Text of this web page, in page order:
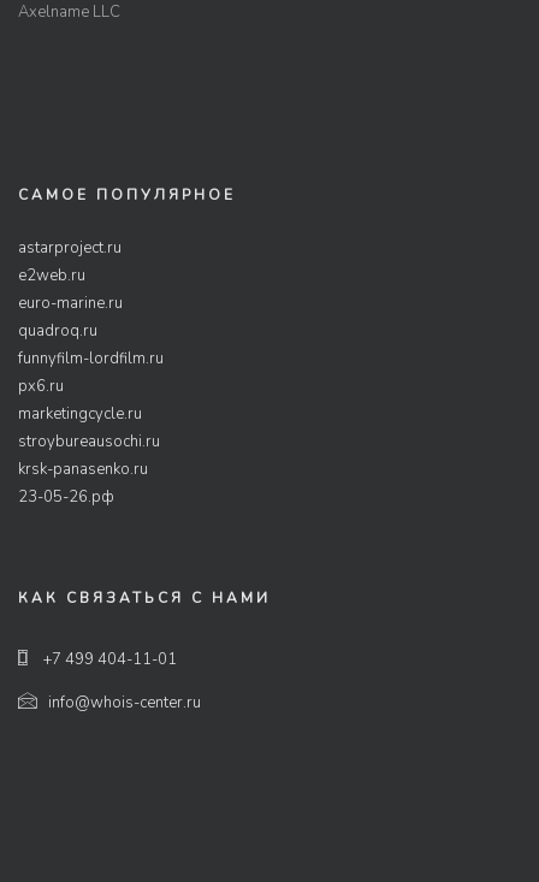
Axelname LLC
САМОЕ ПОПУЛЯРНОЕ
astarproject.ru
e2web.ru
euro-marine.ru
quadroq.ru
funnyfilm-lordfilm.ru
px6.ru
marketingcycle.ru
stroybureausochi.ru
krsk-panasenko.ru
23-05-26.рф
КАК СВЯЗАТЬСЯ С НАМИ
+7 499 404-11-01
info@whois-center.ru